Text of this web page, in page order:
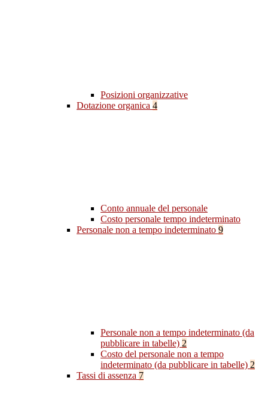
Posizioni organizzative
Dotazione organica 4
Conto annuale del personale
Costo personale tempo indeterminato
Personale non a tempo indeterminato 9
Personale non a tempo indeterminato (da
pubblicare in tabelle) 2
Costo del personale non a tempo
indeterminato (da pubblicare in tabelle) 2
Tassi di assenza 7